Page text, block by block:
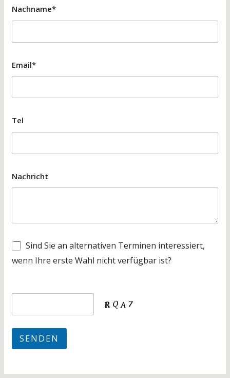
Nachname*
Email*
Tel
Nachricht
Sind Sie an alternativen Terminen interessiert,
wenn Ihre erste Wahl nicht verfügbar ist?